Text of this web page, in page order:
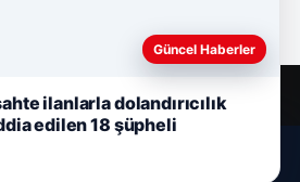
Güncel Haberler
ilanlarla dolandırıcılık
edilen 18 şüpheli